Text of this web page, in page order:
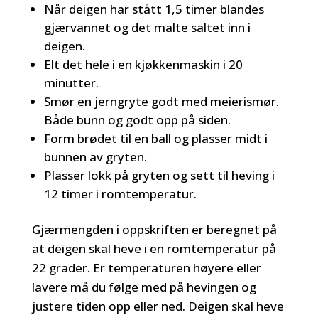
Når deigen har stått 1,5 timer blandes
gjærvannet og det malte saltet inn i
deigen.
Elt det hele i en kjøkkenmaskin i 20
minutter.
Smør en jerngryte godt med meierismør.
Både bunn og godt opp på siden.
Form brødet til en ball og plasser midt i
bunnen av gryten.
Plasser lokk på gryten og sett til heving i
12 timer i romtemperatur.
Gjærmengden i oppskriften er beregnet på
at deigen skal heve i en romtemperatur på
22 grader. Er temperaturen høyere eller
lavere må du følge med på hevingen og
justere tiden opp eller ned. Deigen skal heve